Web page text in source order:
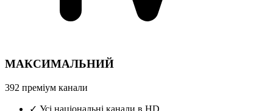
МАКСИМАЛЬНИЙ
392 преміум канали
✓ Усі національні канали в HD